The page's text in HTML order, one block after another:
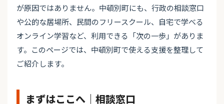
が原因ではありません。中頓別町にも、行政の相談窓口
や公的な居場所、民間のフリースクール、自宅で学べる
オンライン学習など、利用できる「次の一歩」がありま
す。このページでは、中頓別町で使える支援を整理して
ご紹介します。
まずはここへ｜相談窓口